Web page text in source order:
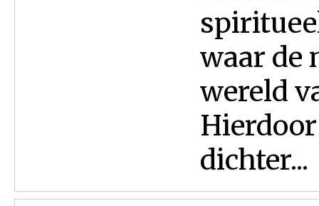
waar de
wereld
dichter...